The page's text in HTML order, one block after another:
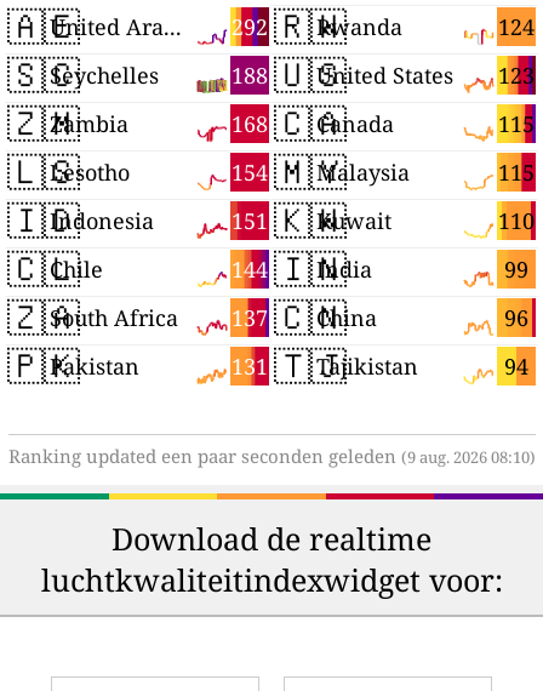
🇦🇪 292
United Arab Emirates
🇸🇨 188
Seychelles
🇿🇲 168
Zambia
🇱🇸 154
Lesotho
🇮🇩 151
Indonesia
🇨🇱 144
Chile
🇿🇦 137
South Africa
🇵🇰 131
Pakistan
🇷🇼 124
Rwanda
🇺🇸 123
United States
🇨🇦 115
Canada
🇲🇾 115
Malaysia
🇰🇼 110
Kuwait
🇮🇳 99
India
🇨🇳 96
China
🇹🇯 94
Tajikistan
Ranking updated een paar seconden geleden (9 aug. 2026 08:10)
Download de realtime
luchtkwaliteitindexwidget voor: